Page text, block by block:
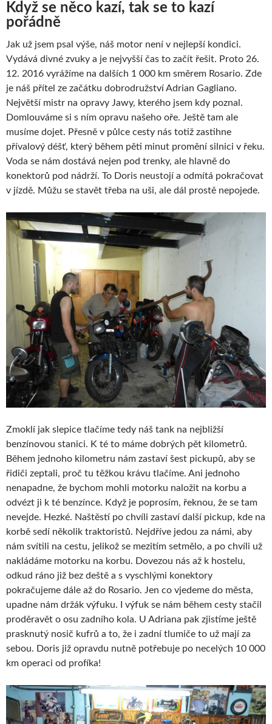
Když se něco kazí, tak se to kazí
pořádně
Jak už jsem psal výše, náš motor není v nejlepší kondici.
Vydává divné zvuky a je nejvyšší čas to začít řešit. Proto 26.
12. 2016 vyrážíme na dalších 1 000 km směrem Rosario. Zde
je náš přítel ze začátku dobrodružství Adrian Gagliano.
Největší mistr na opravy Jawy, kterého jsem kdy poznal.
Domlouváme si s ním opravu našeho oře. Ještě tam ale
musíme dojet. Přesně v půlce cesty nás totiž zastihne
přívalový déšť, který během pěti minut promění silnici v řeku.
Voda se nám dostává nejen pod trenky, ale hlavně do
konektorů pod nádrží. To Doris neustojí a odmítá pokračovat
v jízdě. Můžu se stavět třeba na uši, ale dál prostě nepojede.
Zmoklí jak slepice tlačíme tedy náš tank na nejbližší
benzínovou stanici. K té to máme dobrých pět kilometrů.
Během jednoho kilometru nám zastaví šest pickupů, aby se
řidiči zeptali, proč tu těžkou krávu tlačíme. Ani jednoho
nenapadne, že bychom mohli motorku naložit na korbu a
odvézt ji k té benzínce. Když je poprosím, řeknou, že se tam
nevejde. Hezké. Naštěstí po chvíli zastaví další pickup, kde na
korbě sedí několik traktoristů. Nejdříve jedou za námi, aby
nám svítili na cestu, jelikož se mezitím setmělo, a po chvíli už
nakládáme motorku na korbu. Dovezou nás až k hostelu,
odkud ráno již bez deště a s vyschlými konektory
pokračujeme dále až do Rosario. Jen co vjedeme do města,
upadne nám držák výfuku. I výfuk se nám během cesty stačil
proděravět o osu zadního kola. U Adriana pak zjistíme ještě
prasknutý nosič kufrů a to, že i zadní tlumiče to už mají za
sebou. Doris již opravdu nutně potřebuje po necelých 10 000
km operaci od profíka!